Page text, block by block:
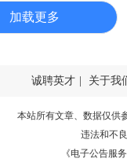
加载更多
诚聘英才 关于我
本站所有文章、数据仅供
违法和不
《电子公告服务